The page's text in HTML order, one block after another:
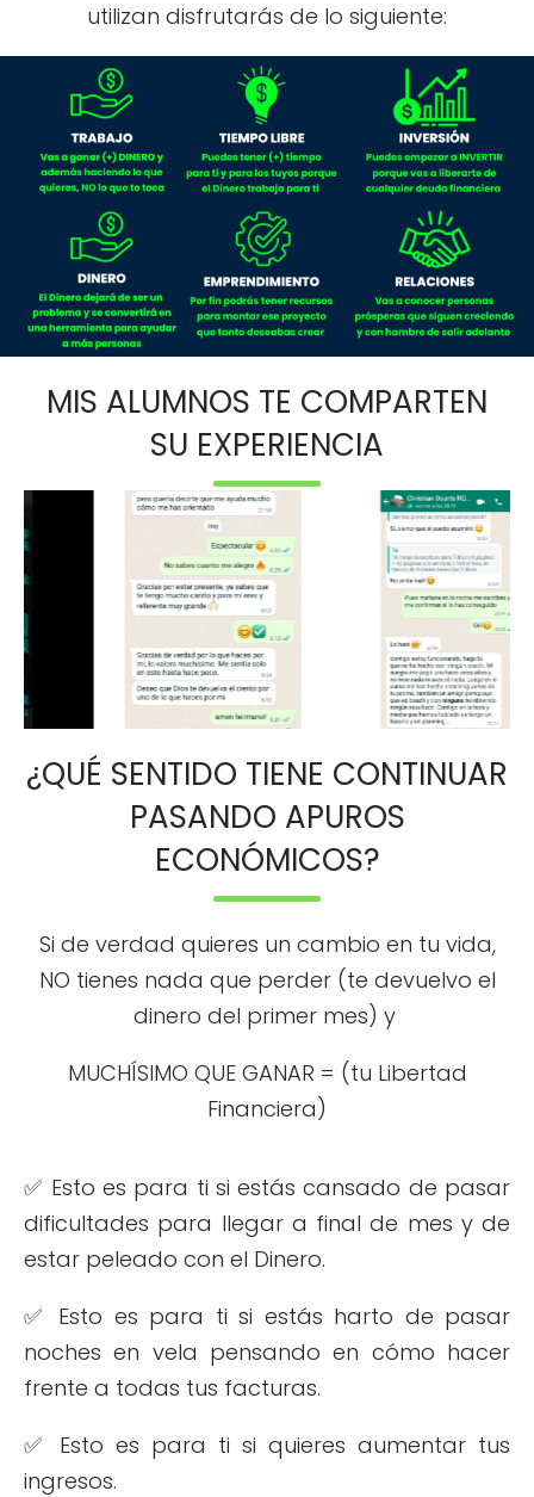
utilizan disfrutarás de lo siguiente:
MIS ALUMNOS TE COMPARTEN
SU EXPERIENCIA
¿QUÉ SENTIDO TIENE CONTINUAR
PASANDO APUROS
ECONÓMICOS?
Si de verdad quieres un cambio en tu vida,
NO tienes nada que perder (te devuelvo el
dinero del primer mes) y
MUCHÍSIMO QUE GANAR = (tu Libertad
Financiera)
✅ Esto es para ti si estás cansado de pasar
dificultades para llegar a final de mes y de
estar peleado con el Dinero.
✅ Esto es para ti si estás harto de pasar
noches en vela pensando en cómo hacer
frente a todas tus facturas.
✅ Esto es para ti si quieres aumentar tus
ingresos.